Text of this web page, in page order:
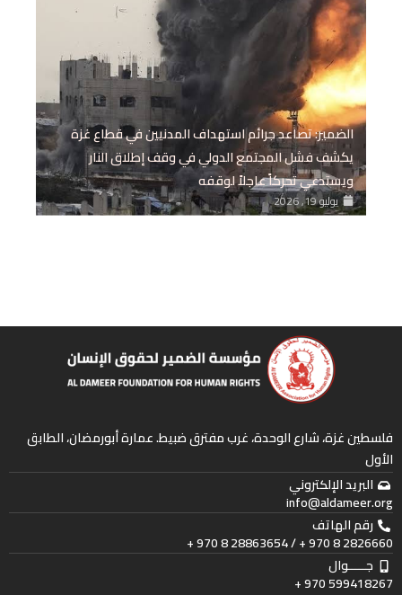
الضمير: تصاعد جرائم استهداف المدنيين في قطاع غزة
يكشف فشل المجتمع الدولي في وقف إطلاق النار
ويستدعي تحركاً عاجلاً لوقفه
يوليو 19, 2026
فلسطين غزة، شارع الوحدة، غرب مفترق ضبيط. عمارة أبورمضان، الطابق
الأول
البريد الإلكتروني
info@aldameer.org
رقم الهاتف
2826660 8 970 + / 28863654 8 970 +
جـــــوال
599418267 970 +